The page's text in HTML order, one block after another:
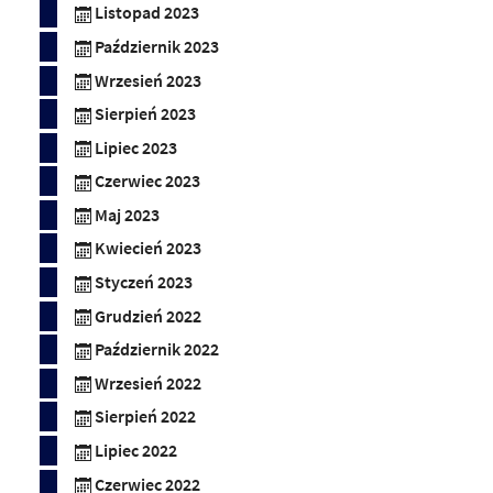
Listopad 2023
Październik 2023
Wrzesień 2023
Sierpień 2023
Lipiec 2023
Czerwiec 2023
Maj 2023
Kwiecień 2023
Styczeń 2023
Grudzień 2022
Październik 2022
Wrzesień 2022
Sierpień 2022
Lipiec 2022
Czerwiec 2022